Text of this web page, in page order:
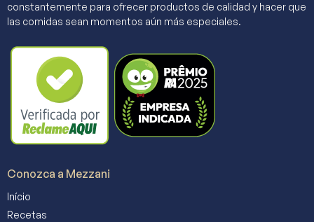
constantemente para ofrecer productos de calidad y hacer que
las comidas sean momentos aún más especiales.
Conozca a Mezzani
Início
Recetas